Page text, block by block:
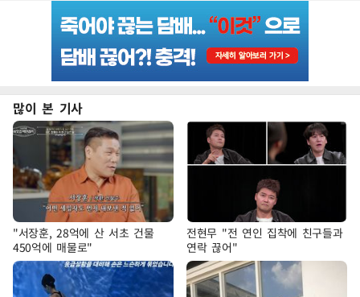
많이 본 기사
"서장훈, 28억에 산 서초 건물
450억에 매물로"
전현무 "전 연인 집착에 친구들과
연락 끊어"